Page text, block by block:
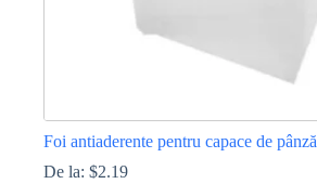
Foi antiaderente pentru capace de pânză
De la: $2.19